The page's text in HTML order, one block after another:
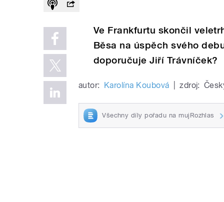
Ve Frankfurtu skončil
Běsa na úspěch svého
doporučuje Jiří Trávníček?
autor: Karolína Koubová zdroj:
Všechny díly pořadu na mujRozhlas